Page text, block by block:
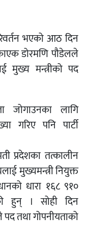
भएको आठ दिन
डोरमणि पौडेलले
मुख्य मन्त्रीको पद
जोगाउनका लागि
गरिए पनि पार्टी
प्रदेशका तत्कालीन
मुख्यमन्त्री नियुक्त
धारा १६८ ९१०
हुन् । सोही दिन
पद तथा गोपनीयताको